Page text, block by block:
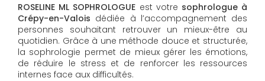
ROSELINE ML SOPHROLOGUE est votre sophrologue à
Crépy-en-Valois dédiée à l’accompagnement des
personnes souhaitant retrouver un mieux-être au
quotidien. Grâce à une méthode douce et structurée,
la sophrologie permet de mieux gérer les émotions,
de réduire le stress et de renforcer les ressources
internes face aux difficultés.